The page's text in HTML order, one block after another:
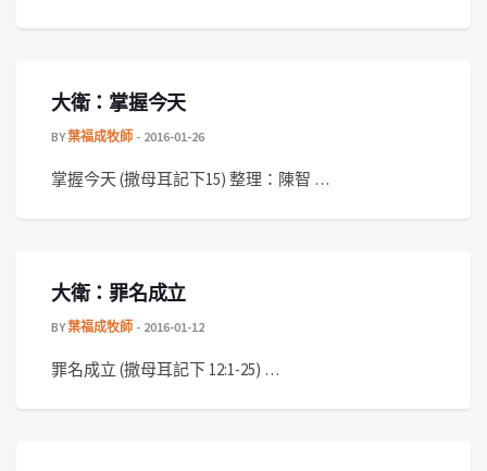
大衛：掌握今天
BY葉福成牧師 2016-01-26
掌握今天 (撒母耳記下15) 整理：陳智 …
大衛：罪名成立
BY葉福成牧師 2016-01-12
罪名成立 (撒母耳記下 12:1-25) …